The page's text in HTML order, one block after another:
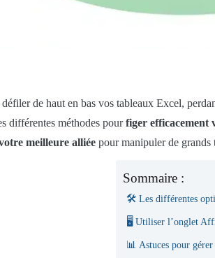
de haut en bas vos tableaux Excel,
différentes méthodes pourfiger efficacement
meilleure alliée pour manipuler de grands
Sommaire :
🛠️ Les différentes
🖥️ Utiliser l’onglet
📊 Astuces pour